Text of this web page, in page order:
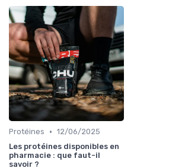
Protéines • 12/06/2025
Les protéines disponibles en
pharmacie : que faut-il
savoir ?